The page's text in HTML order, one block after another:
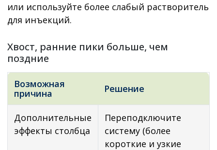
или используйте более слабый растворитель
для инъекций.
Хвост, ранние пики больше, чем
поздние
Возможная
причина
Решение
Дополнительные
эффекты столбца
Переподключите
систему (более
короткие и узкие